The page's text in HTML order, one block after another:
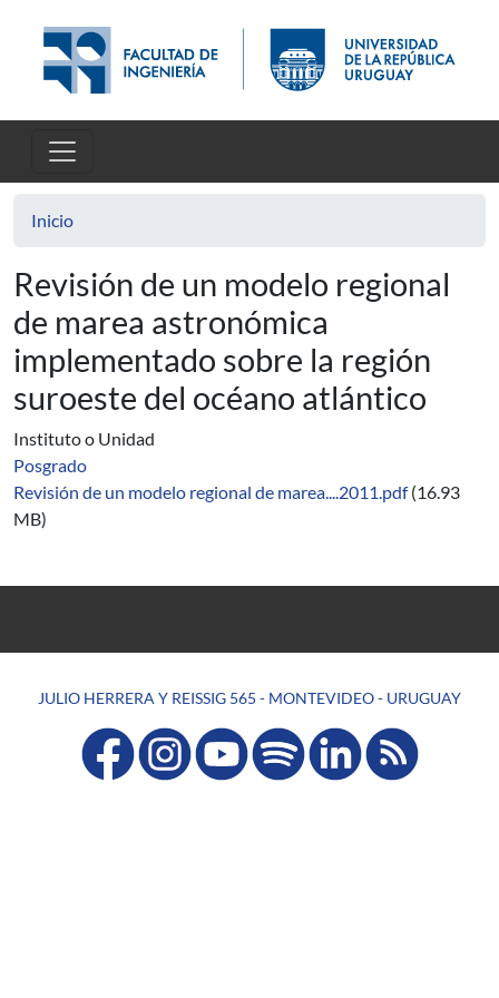
Inicio
Revisión de un modelo regional
de marea astronómica
implementado sobre la región
suroeste del océano atlántico
Instituto o Unidad
Posgrado
Revisión de un modelo regional de marea....2011.pdf (16.93
MB)
JULIO HERRERA Y REISSIG 565 - MONTEVIDEO - URUGUAY